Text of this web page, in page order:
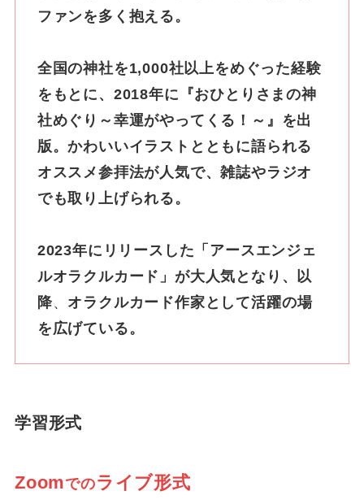
ファンを多く抱える。
全国の神社を1,000社以上をめぐった経験
をもとに、2018年に『おひとりさまの神
社めぐり～幸運がやってくる！～』を出
版。かわいいイラストとともに語られる
オススメ参拝法が人気で、雑誌やラジオ
でも取り上げられる。
2023年にリリースした「アースエンジェ
ルオラクルカード」が大人気となり、以
降、 オラクルカード作家として活躍の場
を広げている。
学習形式
Zoomでのライブ形式